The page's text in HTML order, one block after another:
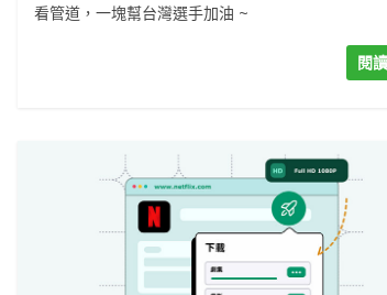
看管道，一塊幫台灣選手加油 ~
閱